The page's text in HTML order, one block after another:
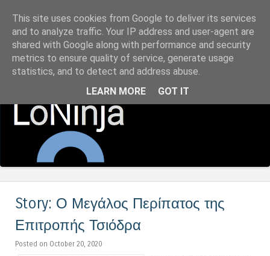
LoNinja.gr
Menu
Story: Ο Μεγάλος Περίπατος της
Επιτροπής Τσιόδρα
Posted on October 20, 2020
This site uses cookies from Google to deliver its services
and to analyze traffic. Your IP address and user-agent are
shared with Google along with performance and security
metrics to ensure quality of service, generate usage
statistics, and to detect and address abuse.
LEARN MORE
GOT IT